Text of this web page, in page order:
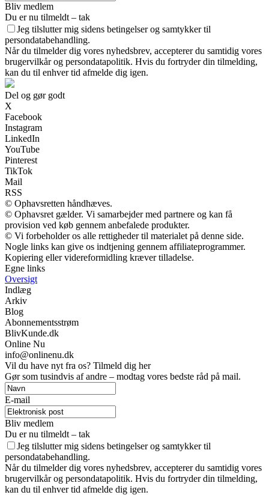
Bliv medlem
Du er nu tilmeldt – tak
Jeg tilslutter mig sidens betingelser og samtykker til
persondatabehandling.
Når du tilmelder dig vores nyhedsbrev, accepterer du samtidig vores
brugervilkår og persondatapolitik. Hvis du fortryder din tilmelding,
kan du til enhver tid afmelde dig igen.
Del og gør godt
X
Facebook
Instagram
LinkedIn
YouTube
Pinterest
TikTok
Mail
RSS
© Ophavsretten håndhæves.
© Ophavsret gælder. Vi samarbejder med partnere og kan få
provision ved køb gennem anbefalede produkter.
© Vi forbeholder os alle rettigheder til materialet på denne side.
Nogle links kan give os indtjening gennem affiliateprogrammer.
Kopiering eller videreformidling kræver tilladelse.
Egne links
Oversigt
Indlæg
Arkiv
Blog
Abonnementsstrøm
BlivKunde.dk
Online Nu
info@onlinenu.dk
Vil du have nyt fra os? Tilmeld dig her
Gør som tusindvis af andre – modtag vores bedste råd på mail.
E-mail
Bliv medlem
Du er nu tilmeldt – tak
Jeg tilslutter mig sidens betingelser og samtykker til
persondatabehandling.
Når du tilmelder dig vores nyhedsbrev, accepterer du samtidig vores
brugervilkår og persondatapolitik. Hvis du fortryder din tilmelding,
kan du til enhver tid afmelde dig igen.